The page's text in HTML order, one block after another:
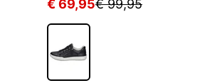
€ 69,95€ 99,95